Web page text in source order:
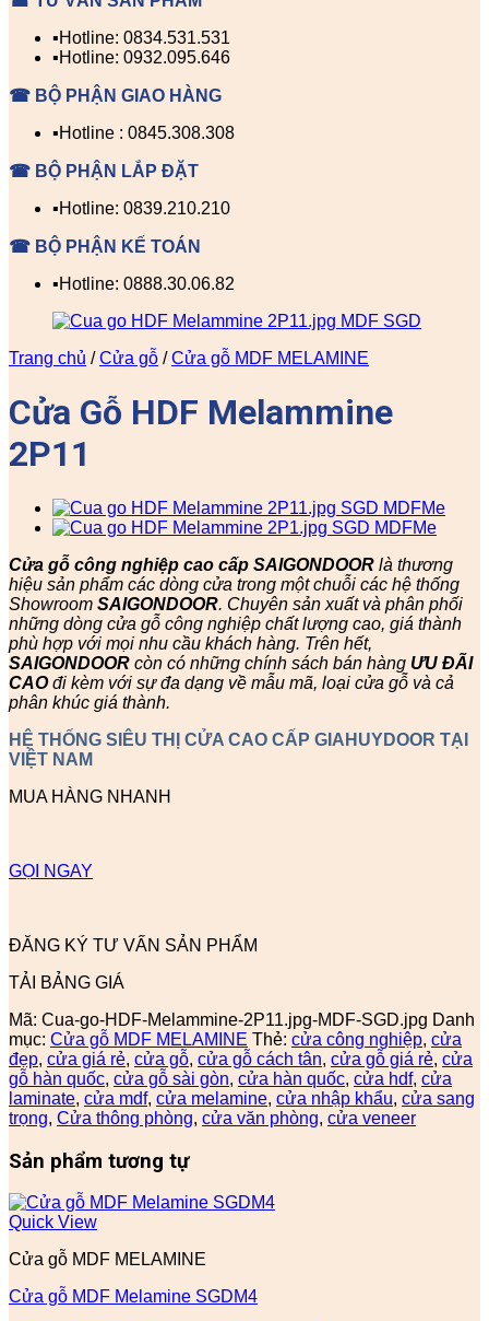
▪️Hotline: 0834.531.531
▪️Hotline: 0932.095.646
☎ BỘ PHẬN GIAO HÀNG
▪️Hotline : 0845.308.308
☎ BỘ PHẬN LẮP ĐẶT
▪️Hotline: 0839.210.210
☎ BỘ PHẬN KẾ TOÁN
▪️Hotline: 0888.30.06.82
Trang chủ / Cửa gỗ / Cửa gỗ MDF MELAMINE
Cửa Gỗ HDF Melammine
2P11
Cửa gỗ công nghiệp cao cấp SAIGONDOOR là thương
hiệu sản phẩm các dòng cửa trong một chuỗi các hệ thống
Showroom SAIGONDOOR. Chuyên sản xuất và phân phối
những dòng cửa gỗ công nghiệp chất lượng cao, giá thành
phù hợp với mọi nhu cầu khách hàng. Trên hết,
SAIGONDOOR còn có những chính sách bán hàng ƯU ĐÃI
CAOđi kèm với sự đa dạng về mẫu mã, loại cửa gỗ và cả
phân khúc giá thành.
HỆ THỐNG SIÊU THỊ CỬA CAO CẤP GIAHUYDOOR TẠI
VIỆT NAM
MUA HÀNG NHANH
GỌI NGAY
ĐĂNG KÝ TƯ VẤN SẢN PHẨM
TẢI BẢNG GIÁ
Mã: Cua-go-HDF-Melammine-2P11.jpg-MDF-SGD.jpg Danh
mục: Cửa gỗ MDF MELAMINE Thẻ: cửa công nghiệp, cửa
đẹp, cửa giá rẻ, cửa gỗ, cửa gỗ cách tân, cửa gỗ giá rẻ, cửa
gỗ hàn quốc, cửa gỗ sài gòn, cửa hàn quốc, cửa hdf, cửa
laminate, cửa mdf, cửa melamine, cửa nhập khẩu, cửa sang
trọng, Cửa thông phòng, cửa văn phòng, cửa veneer
Sản phẩm tương tự
Quick View
Cửa gỗ MDF MELAMINE
Cửa gỗ MDF Melamine SGDM4